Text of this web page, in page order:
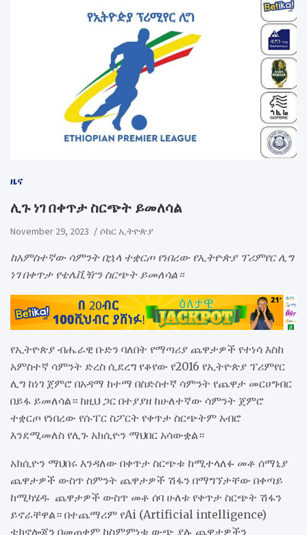
ዜና
ሊጉ ነገ በቀጥታ ስርጭት ይመለሳል
November 29, 2023 ሶከር ኢትዮጵያ
ከአምስተኛው ሳምንት በኋላ ተቋርጦ የነበረው የኢትዮጵያ ፕሪምየር ሊግ
ነገ በቀጥታ የቴሌቪዥን ስርጭት ይመለሳል።
የኢትዮጵያ ብሔራዊ ቡድን ባለበት የማጣሪያ ጨዋታዎች የተነሳ እስከ
አምስተኛ ሳምንት ድረስ ሲደረግ የቆየው የ2016 የኢትዮጵያ ፕሪምየር
ሊግ ከነገ ጀምሮ በአዳማ ከተማ በስድስተኛ ሳምንት የጨዋታ መርሀግብር
በይፋ ይመለሳል። ከዚህ ጋር በተያያዘ ከሁለተኛው ሳምንት ጀምሮ
ተቋርጦ የነበረው የሱፐር ስፖርት የቀጥታ ስርጭትም አብሮ
እንደሚመለስ የሊጉ አክሲዮን ማህበር አሳውቋል።
አክሲዮን ማህበሩ እንዳለው በቀጥታ ስርጭቱ ከሚተላለፉ መቶ ሰማኒያ
ጨዋታዎች ውስጥ ስምንት ጨዋታዎች ሽፋን በማግኘታቸው በቀጣይ
ከሚካሄዱ ጨዋታዎች ውስጥ መቶ ሰባ ሁለቱ የቀጥታ ስርጭት ሽፋን
ይኖራቸዋል። በተጨማሪም የAi (Artificial intelligence)
ቴክኖሎጂን በመጠቀም ከስምምነቱ ውጭ ያሉ ጨዋታዎችን